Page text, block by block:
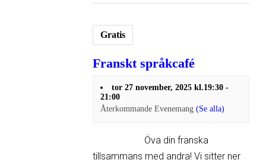
Gratis
Franskt språkcafé
tor 27 november, 2025 kl.19:30 -
21:00
Återkommande Evenemang (Se alla)
Öva din franska
tillsammans med andra! Vi sitter ner